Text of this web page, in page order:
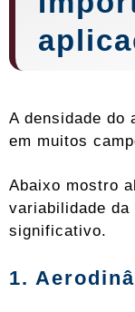
A densidade do
em muitos
Abaixo mostro
variabilidade da
significativo.
1.